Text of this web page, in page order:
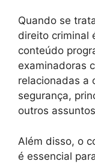
Quando se
direito criminal
conteúdo
examinadoras
relacionadas a
segurança,
outros
Além disso, o
é essencial